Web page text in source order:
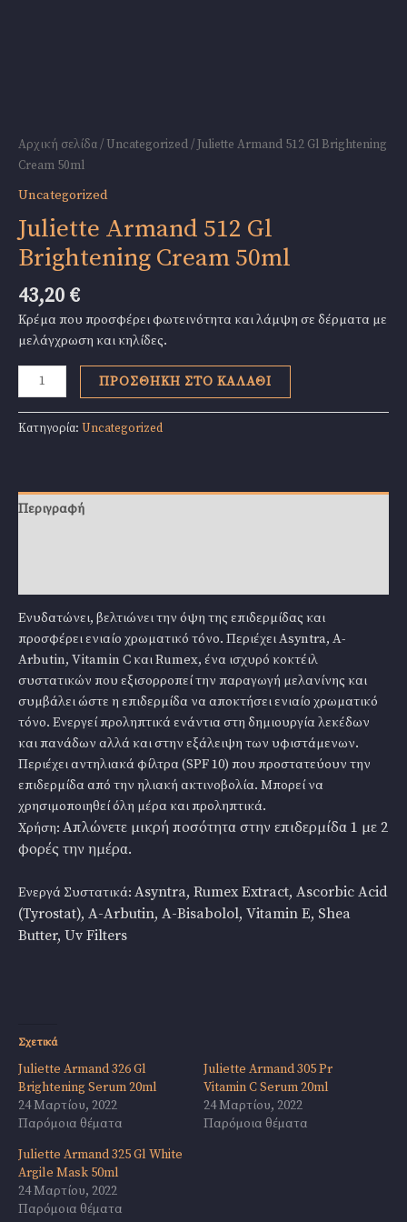
Αρχική σελίδα/ Uncategorized/ Juliette Armand 512 Gl Brightening
Cream 50ml
Uncategorized
Juliette Armand 512 Gl
Brightening Cream 50ml
43,20 €
Κρέμα που προσφέρει φωτεινότητα και λάμψη σε δέρματα με
μελάγχρωση και κηλίδες.
Juliette
Armand
512
Gl
50ml
ποσότητα
ΠΡΟΣΘΉΚΗ ΣΤΟ ΚΑΛΆΘΙ
Κατηγορία: Uncategorized
Περιγραφή
Ενυδατώνει, βελτιώνει την όψη της επιδερμίδας και
προσφέρει ενιαίο χρωματικό τόνο. Περιέχει Asyntra, A-
Arbutin, Vitamin C και Rumex, ένα ισχυρό κοκτέιλ
συστατικών που εξισορροπεί την παραγωγή μελανίνης και
συμβάλει ώστε η επιδερμίδα να αποκτήσει ενιαίο χρωματικό
τόνο. Ενεργεί προληπτικά ενάντια στη δημιουργία λεκέδων
και πανάδων αλλά και στην εξάλειψη των υφιστάμενων.
Περιέχει αντηλιακά φίλτρα (SPF 10) που προστατεύουν την
επιδερμίδα από την ηλιακή ακτινοβολία. Μπορεί να
χρησιμοποιηθεί όλη μέρα και προληπτικά.
Χρήση: Απλώνετε μικρή ποσότητα στην επιδερμίδα 1 με 2
φορές την ημέρα.
Ενεργά Συστατικά: Asyntra, Rumex Extract, Ascorbic Acid
(Tyrostat), A-Arbutin, A-Bisabolol, Vitamin E, Shea
Butter, Uv Filters
Σχετικά
Juliette Armand 326 Gl
Brightening Serum 20ml
24 Μαρτίου, 2022
Παρόμοια θέματα
Juliette Armand 305 Pr
Vitamin C Serum 20ml
24 Μαρτίου, 2022
Παρόμοια θέματα
Juliette Armand 325 Gl White
Argile Mask 50ml
24 Μαρτίου, 2022
Παρόμοια θέματα